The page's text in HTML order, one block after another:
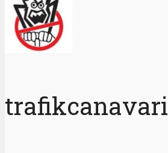
trafikcanavari